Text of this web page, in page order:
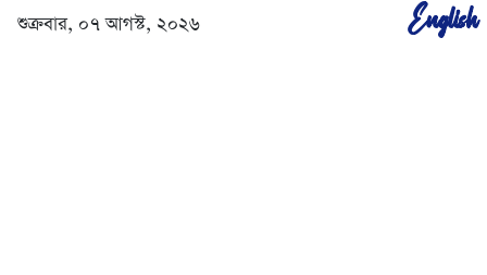
শুক্রবার, ০৭ আগস্ট, ২০২৬ English